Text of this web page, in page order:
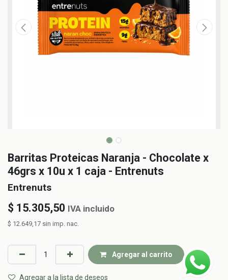
Barritas Proteicas Naranja - Chocolate x
46grs x 10u x 1 caja - Entrenuts
Entrenuts
$ 15.305,50 IVA incluido
$ 12.649,17 sin imp. nac.
Agregar al carrito
Agregar a la lista de deseos